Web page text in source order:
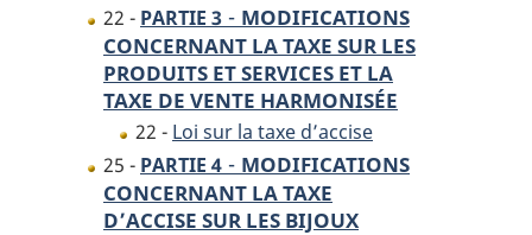
22 - PARTIE 3 - MODIFICATIONS
CONCERNANT LA TAXE SUR LES
PRODUITS ET SERVICES ET LA
TAXE DE VENTE HARMONISÉE
22 - Loi sur la taxe d’accise
25 - PARTIE 4 - MODIFICATIONS
CONCERNANT LA TAXE
D’ACCISE SUR LES BIJOUX